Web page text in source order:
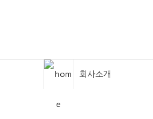
회사소개